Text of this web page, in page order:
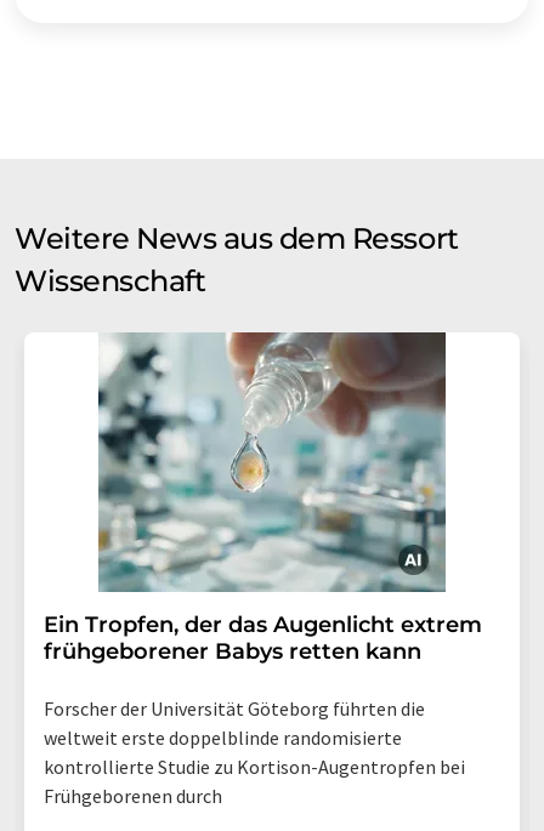
Weitere News aus dem Ressort
Wissenschaft
Ein Tropfen, der das Augenlicht extrem
frühgeborener Babys retten kann
Forscher der Universität Göteborg führten die
weltweit erste doppelblinde randomisierte
kontrollierte Studie zu Kortison-Augentropfen bei
Frühgeborenen durch